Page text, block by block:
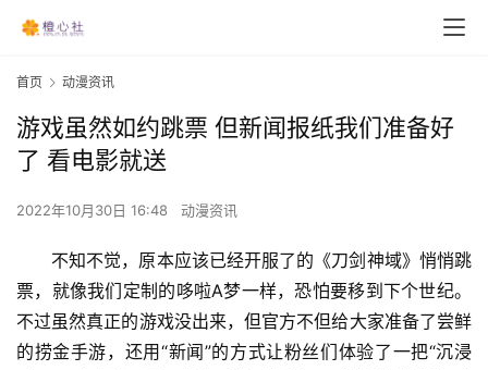
首页 动漫资讯
游戏虽然如约跳票 但新闻报纸我们准备好
了 看电影就送
2022年10月30日 16:48 动漫资讯
不知不觉，原本应该已经开服了的《刀剑神域》悄悄跳
票，就像我们定制的哆啦A梦一样，恐怕要移到下个世纪。
不过虽然真正的游戏没出来，但官方不但给大家准备了尝鲜
的捞金手游，还用“新闻”的方式让粉丝们体验了一把“沉浸